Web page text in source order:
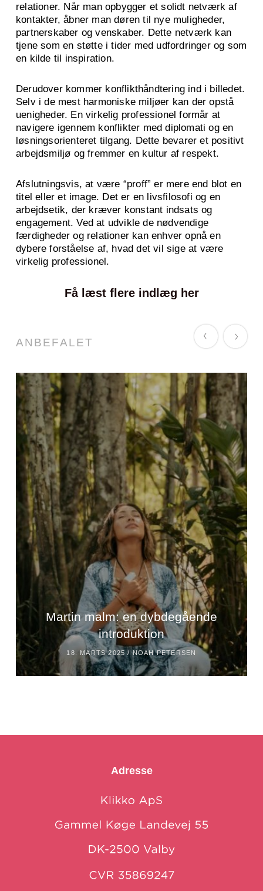
relationer. Når man opbygger et solidt netværk af
kontakter, åbner man døren til nye muligheder,
partnerskaber og venskaber. Dette netværk kan
tjene som en støtte i tider med udfordringer og som
en kilde til inspiration.
Derudover kommer konflikthåndtering ind i billedet.
Selv i de mest harmoniske miljøer kan der opstå
uenigheder. En virkelig professionel formår at
navigere igennem konflikter med diplomati og en
løsningsorienteret tilgang. Dette bevarer et positivt
arbejdsmiljø og fremmer en kultur af respekt.
Afslutningsvis, at være “proff” er mere end blot en
titel eller et image. Det er en livsfilosofi og en
arbejdsetik, der kræver konstant indsats og
engagement. Ved at udvikle de nødvendige
færdigheder og relationer kan enhver opnå en
dybere forståelse af, hvad det vil sige at være
virkelig professionel.
Få læst flere indlæg her
ANBEFALET
Martin malm: en dybdegående
introduktion
18. MARTS 2025 /NOAH PETERSEN
Adresse